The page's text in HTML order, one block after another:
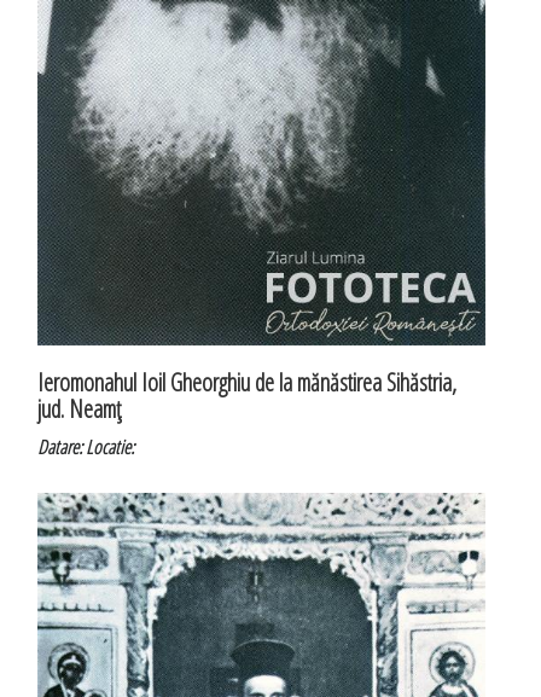
Ieromonahul Ioil Gheorghiu de la mănăstirea Sihăstria,
jud. Neamţ
Datare:Locatie: